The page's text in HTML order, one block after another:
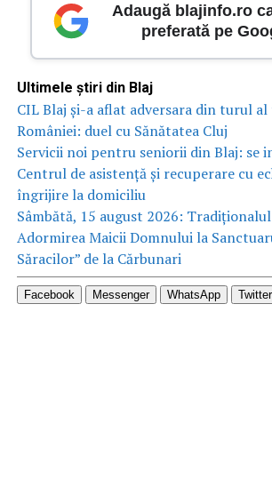
Adaugă blajinfo.ro
preferată pe
Ultimele știri din Blaj
CIL Blaj și-a aflat adversara din turul
României: duel cu Sănătatea Cluj
Servicii noi pentru seniorii din Blaj: se
Centrul de asistență și recuperare cu
îngrijire la domiciliu
Sâmbătă, 15 august 2026:
Adormirea Maicii Domnului la
Săracilor” de la Cărbunari
Facebook Messenger WhatsApp Twitter